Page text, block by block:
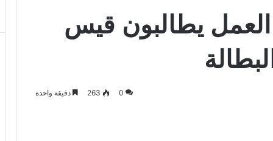
يطالبون قيس
0
263 دقيقة واحدة